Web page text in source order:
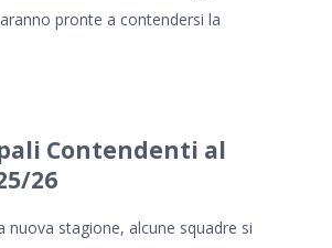
pronte a contendersi la
Contendenti al
26
nuova stagione, alcune squadre si